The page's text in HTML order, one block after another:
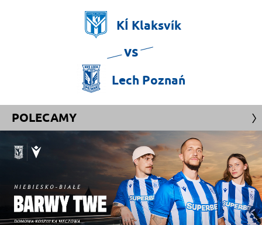
KÍ Klaksvík
vs
Lech Poznań
POLECAMY